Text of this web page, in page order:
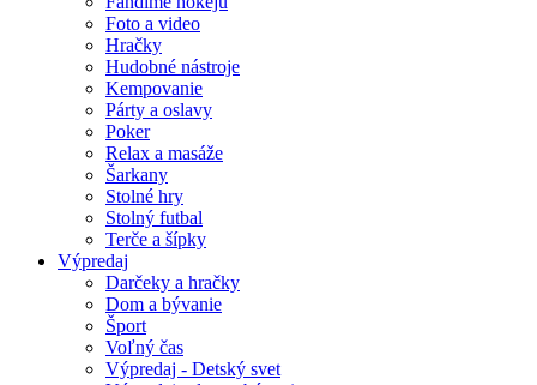
Foto a video
Hračky
Hudobné nástroje
Kempovanie
Párty a oslavy
Poker
Relax a masáže
Šarkany
Stolné hry
Stolný futbal
Terče a šípky
Výpredaj
Darčeky a hračky
Dom a bývanie
Šport
Voľný čas
Výpredaj - Detský svet